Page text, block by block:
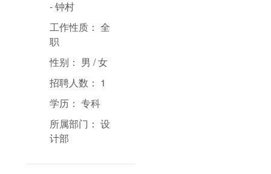
- 钟村
工作性质： 全
职
性别： 男 / 女
招聘人数： 1
学历： 专科
所属部门： 设
计部